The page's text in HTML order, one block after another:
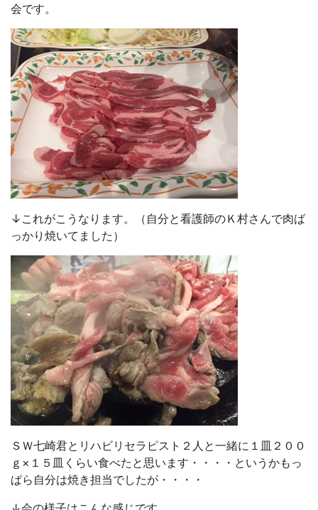
会です。
↓これがこうなります。（自分と看護師のＫ村さんで肉ば
っかり焼いてました）
ＳＷ七崎君とリハビリセラピスト２人と一緒に１皿２００
ｇ×１５皿くらい食べたと思います・・・・というかもっ
ぱら自分は焼き担当でしたが・・・・